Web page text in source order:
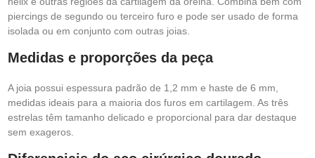
piercings de segundo ou terceiro furo e pode ser usado de forma
isolada ou em conjunto com outras joias.
Medidas e proporções da peça
A joia possui espessura padrão de 1,2 mm e haste de 6 mm,
medidas ideais para a maioria dos furos em cartilagem. As três
estrelas têm tamanho delicado e proporcional para dar destaque
sem exageros.